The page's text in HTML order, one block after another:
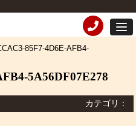
85F7-4D6E-AFB4-
5A56DF07E278
カテゴリ：